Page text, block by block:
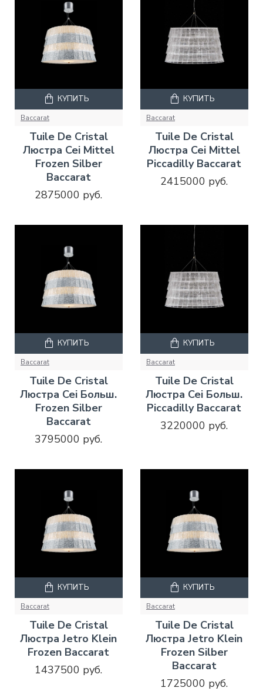
Baccarat
Tuile De Cristal
Люстра Cei Mittel
Frozen Silber
Baccarat
2875000 руб.
КУПИТЬ
Baccarat
Tuile De Cristal
Люстра Cei Mittel
Piccadilly Baccarat
2415000 руб.
КУПИТЬ
Baccarat
Tuile De Cristal
Люстра Cei Больш.
Frozen Silber
Baccarat
3795000 руб.
КУПИТЬ
Baccarat
Tuile De Cristal
Люстра Cei Больш.
Piccadilly Baccarat
3220000 руб.
КУПИТЬ
Baccarat
Tuile De Cristal
Люстра Jetro Klein
Frozen Baccarat
1437500 руб.
КУПИТЬ
Baccarat
Tuile De Cristal
Люстра Jetro Klein
Frozen Silber
Baccarat
1725000 руб.
КУПИТЬ